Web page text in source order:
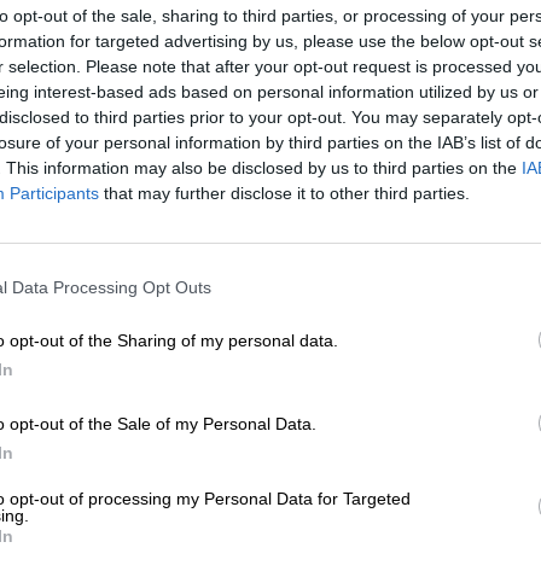
opt-out of the sale, sharing to third parties, or processing of your
for targeted advertising by us, please use the below opt-out
selection. Please note that after your opt-out request is processed
interest-based ads based on personal information utilized by us
to third parties prior to your opt-out. You may separately
of your personal information by third parties on the IAB’s list of
This information may also be disclosed by us to third parties on the
Participants that may further disclose it to other third parties.
Data Processing Opt Outs
opt-out of the Sharing of my personal data.
opt-out of the Sale of my Personal Data.
opt-out of processing my Personal Data for Targeted
"sobre las posibles causas" del
en las últimas siete semanas" , así como
protocolos y guías de actuación”yhan
las medidas pendientes por cumplir del
cuál debe ser la definición exacta del
incluir en los protocolos de
que contribuyan a un mejor diagnóstico
sociales de las personas denunciadas por
por equipos de psicólogos y
del comportamiento.